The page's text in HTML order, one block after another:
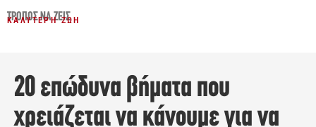
ΤΡΌΠΟΣ ΝΑ ΖΕΙΣ
ΚΑΛΎΤΕΡΗ ΖΩΉ
20 επώδυνα βήματα που
χρειάζεται να κάνουμε για να